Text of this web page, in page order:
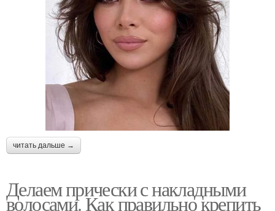
читать дальше →
Делаем прически с накладными
волосами. Как правильно крепить